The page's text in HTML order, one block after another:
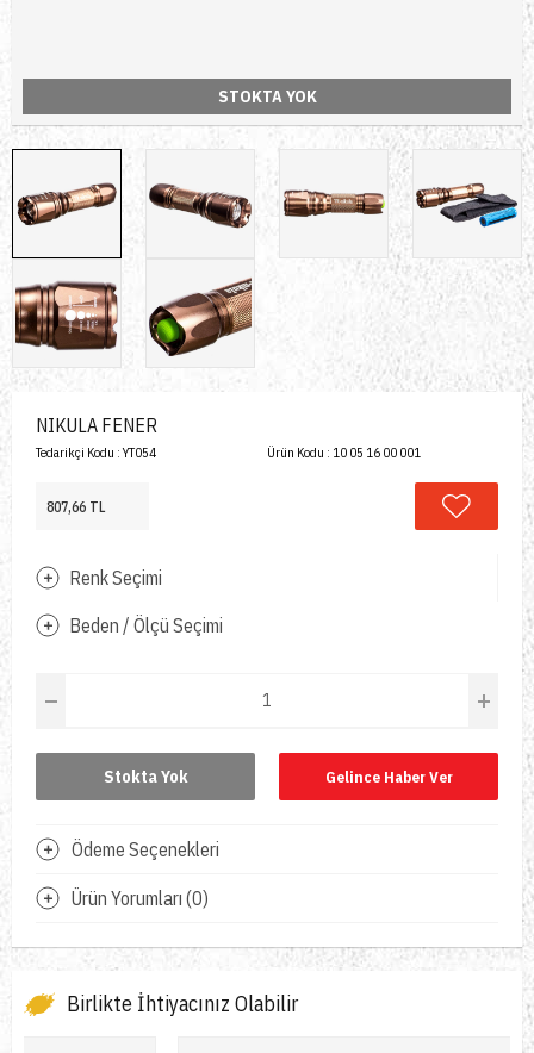
STOKTA YOK
NIKULA FENER
Tedarikçi Kodu :YT054 Ürün Kodu : 10 05 16 00 001
807,66 TL
Renk Seçimi
Beden / Ölçü Seçimi
Stokta Yok Gelince Haber Ver
Ödeme Seçenekleri
Ürün Yorumları (0)
Birlikte İhtiyacınız Olabilir